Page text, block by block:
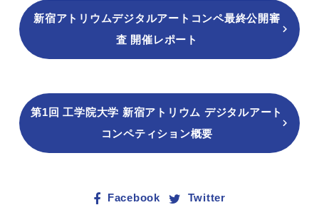
新宿アトリウムデジタルアートコンペ最終公開審
査 開催レポート
第1回 工学院大学 新宿アトリウム デジタルアート
コンペティション概要
Facebook Twitter